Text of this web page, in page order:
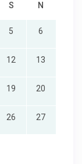
S N
5 6
12 13
19 20
26 27